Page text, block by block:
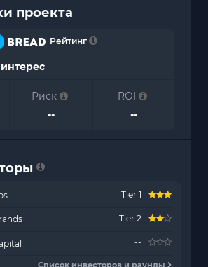
проекта
Рейтинг
Риск
--
ROI
--
Tier 1
Tier 2
--
Список инвесторов и раунды